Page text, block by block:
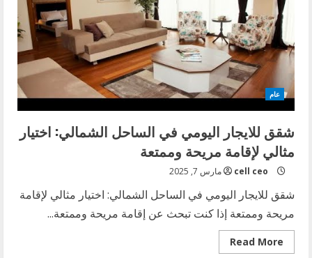
عام
شقق للايجار اليومي في الساحل الشمالي: اختيار
مثالي لإقامة مريحة وممتعة
cell ceo مارس 7, 2025
شقق للايجار اليومي في الساحل الشمالي: اختيار مثالي لإقامة
مريحة وممتعة إذا كنت تبحث عن إقامة مريحة وممتعة...
Read More
Read
more